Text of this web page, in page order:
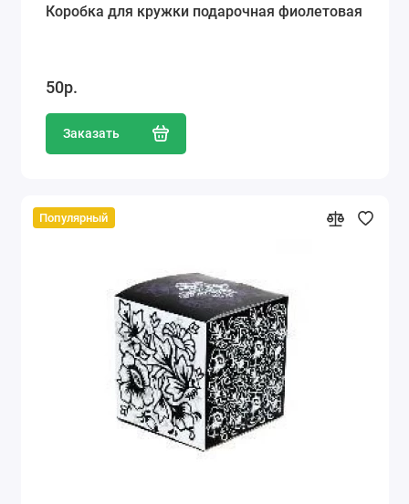
Коробка для кружки подарочная фиолетовая
50р.
Заказать
Популярный